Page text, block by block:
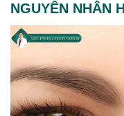
NGUYÊN NHÂN